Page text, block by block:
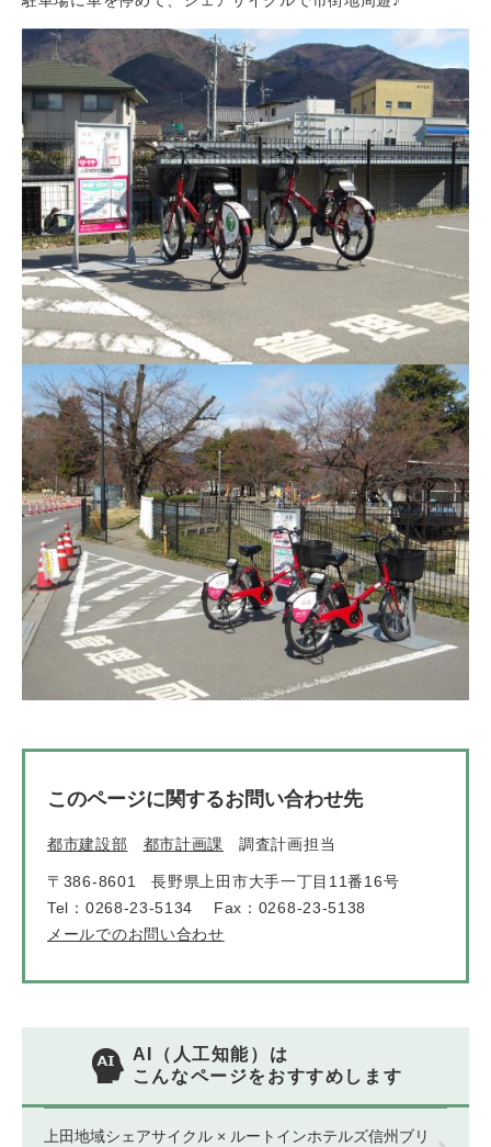
このページに関するお問い合わせ先
都市建設部 都市計画課 調査計画担当
〒386-8601
長野県上田市大手一丁目11番16号
Tel：0268-23-5134
Fax：0268-23-5138
メールでのお問い合わせ
AI（人工知能）は
こんなページをおすすめします
上田地域シェアサイクル × ルートインホテルズ信州ブリ